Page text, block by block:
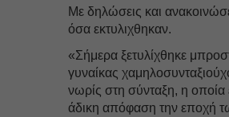
Με δηλώσεις και
όσα εκτυλιχθηκαν.
«Σήμερα ξετυλίχθηκε
γυναίκας
νωρίς στη σύνταξη, η
άδικη απόφαση την εποχή